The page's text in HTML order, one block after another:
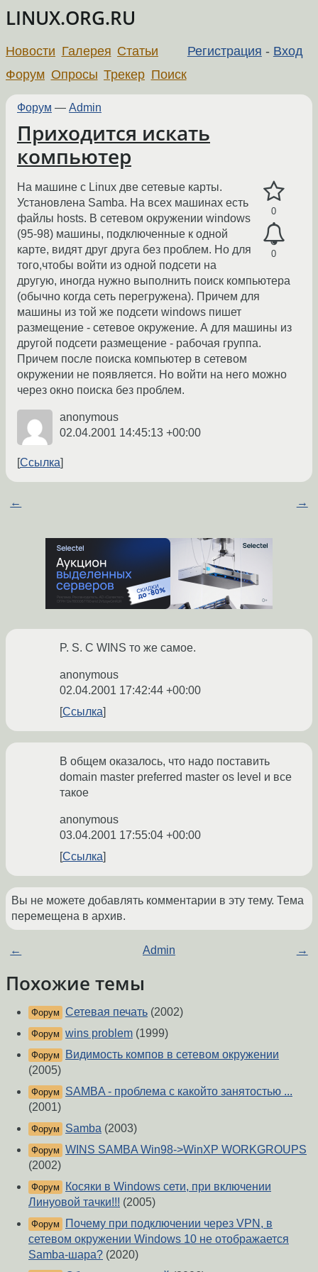
LINUX.ORG.RU
Регистрация - Вход
Новости Галерея Статьи
Форум Опросы Трекер Поиск
Форум — Admin
Приходится искать
компьютер
0
0
На машине с Linux две сетевые карты.
Установлена Samba. На всех машинах есть
файлы hosts. В сетевом окружении windows
(95-98) машины, подключенные к одной
карте, видят друг друга без проблем. Но для
того,чтобы войти из одной подсети на
другую, иногда нужно выполнить поиск компьютера
(обычно когда сеть перегружена). Причем для
машины из той же подсети windows пишет
размещение - сетевое окружение. А для машины из
другой подсети размещение - рабочая группа.
Причем после поиска компьютер в сетевом
окружении не появляется. Но войти на него можно
через окно поиска без проблем.
anonymous
02.04.2001 14:45:13 +00:00
Ссылка
← →
P. S. С WINS то же самое.
anonymous
02.04.2001 17:42:44 +00:00
Ссылка
В общем оказалось, что надо поставить
domain master preferred master os level и все
такое
anonymous
03.04.2001 17:55:04 +00:00
Ссылка
Вы не можете добавлять комментарии в эту тему. Тема
перемещена в архив.
← Admin →
Похожие темы
Форум Сетевая печать (2002)
Форум wins problem (1999)
Форум
Видимость компов в сетевом окружении
(2005)
Форум
SAMBA - проблема с какойто занятостью ...
(2001)
Форум Samba (2003)
Форум WINS SAMBA Win98->WinXP WORKGROUPS
(2002)
Форум
Косяки в Windows сети, при включении
Линуовой тачки!!! (2005)
Форум
Почему при подключении через VPN, в
сетевом окружении Windows 10 не отображается
Samba-шара? (2020)